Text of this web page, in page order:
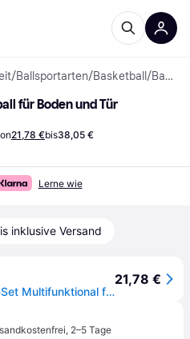
/Ballsportarten/Basketball / Basketball-Sets
für Boden und Tür
21,78 €bis38,05 €
Lerne wie
inklusive Versand
vidaXL Kinder Basketball-Set Multifunktional für Boden und Wand
21,78 €
, 2–5 Tage